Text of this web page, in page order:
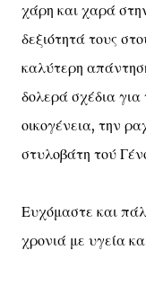
χάρη και χαρά
δεξιότητά τους
καλύτερη
δολερά σχέδια
οικογένεια, την
στυλοβάτη τού
Ευχόμαστε και
χρονιά με υγεία